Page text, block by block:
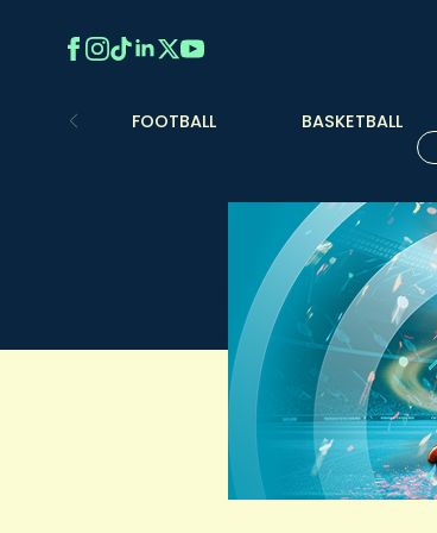
FOOTBALL BASKETBALL